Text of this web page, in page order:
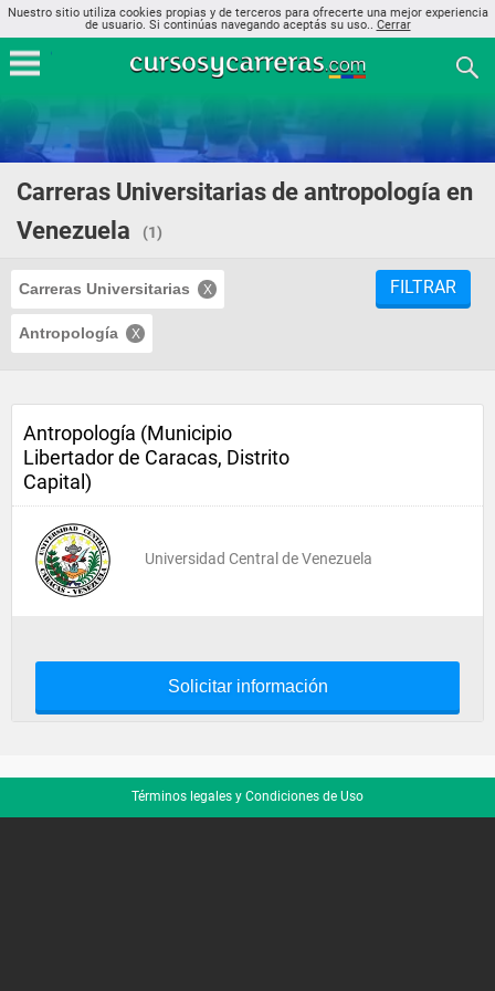
Nuestro sitio utiliza cookies propias y de terceros para ofrecerte una mejor experiencia
de usuario. Si continúas navegando aceptás su uso.. Cerrar
Carreras Universitarias de antropología en
Venezuela
(1)
Carreras Universitarias
Antropología
FILTRAR
Antropología (Municipio
Libertador de Caracas, Distrito
Capital)
Universidad Central de Venezuela
Solicitar información
Términos legales y Condiciones de Uso